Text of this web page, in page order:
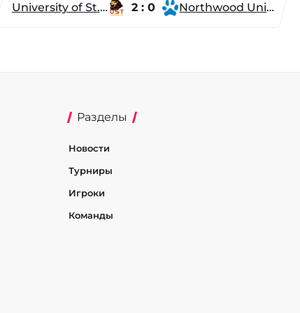
University of St. Thomas 2 : 0 Northwood University
Разделы
Новости
Турниры
Игроки
Команды